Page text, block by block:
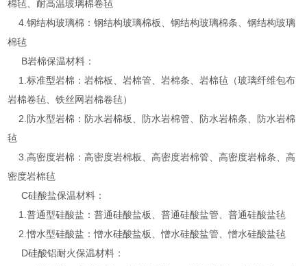
棉毡、耐高温玻璃棉卷毡
4.钢结构玻璃棉：钢结构玻璃棉板、钢结构玻璃棉条、钢结构玻璃
棉毡
B岩棉保温材料：
1.标准型岩棉：岩棉板、岩棉管、岩棉条、岩棉毡（玻璃纤维包布
岩棉卷毡、铁丝网岩棉卷毡）
2.防水型岩棉：防水岩棉板、防水岩棉管、防水岩棉条、防水岩棉
毡
3.高密度岩棉：高密度岩棉板、高密度岩棉管、高密度岩棉条、高
密度岩棉毡
C硅酸盐保温材料：
1.普通型硅酸盐：普通硅酸盐板、普通硅酸盐管、普通硅酸盐毡
2.憎水型硅酸盐：憎水硅酸盐板、憎水硅酸盐管、憎水硅酸盐毡
D硅酸铝耐火保温材料：